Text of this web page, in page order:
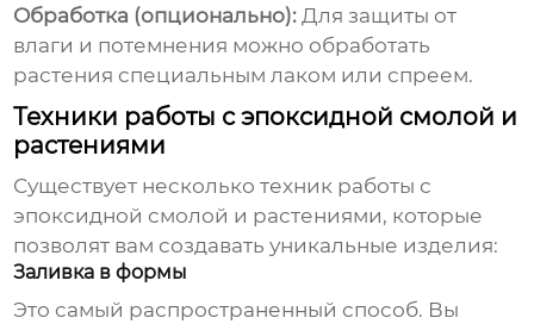
Обработка (опционально): Для защиты от
влаги и потемнения можно обработать
растения специальным лаком или спреем.
Техники работы с эпоксидной смолой и
растениями
Существует несколько техник работы с
эпоксидной смолой и растениями, которые
позволят вам создавать уникальные изделия:
Заливка в формы
Это самый распространенный способ. Вы